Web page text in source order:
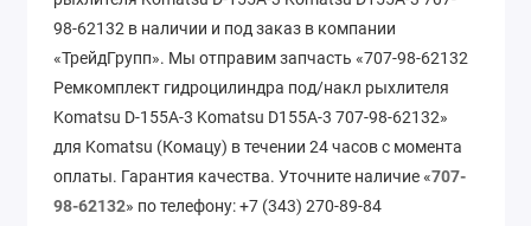
98-62132 в наличии и под заказ в компании
«ТрейдГрупп». Мы отправим запчасть «707-98-62132
Ремкомплект гидроцилиндра под/накл рыхлителя
Komatsu D-155A-3 Komatsu D155A-3 707-98-62132»
для Komatsu (Комацу) в течении 24 часов с момента
оплаты. Гарантия качества. Уточните наличие «707-
98-62132» по телефону: +7 (343) 270-89-84